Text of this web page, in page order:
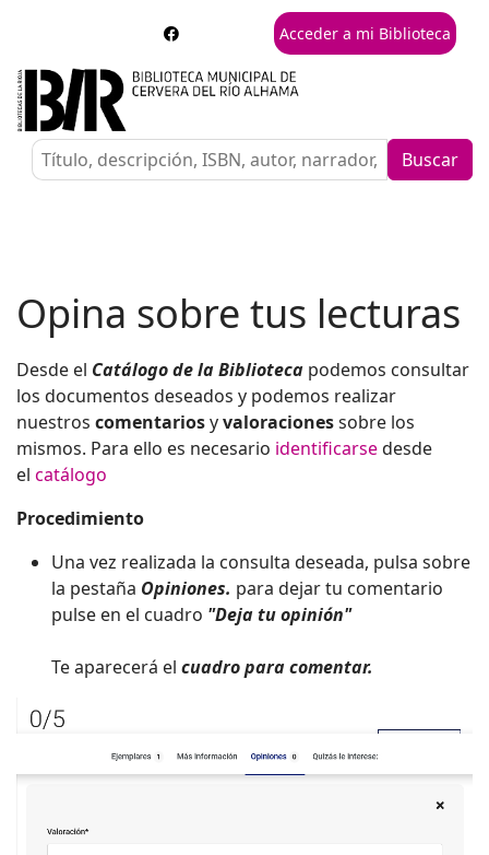
Acceder a mi Biblioteca
Buscar
Opina sobre tus lecturas
Desde el Catálogo de la Biblioteca podemos consultar
los documentos deseados y podemos realizar
nuestros comentariosyvaloracionessobre los
mismos. Para ello es necesario identificarsedesde
el catálogo
Procedimiento
Una vez realizada la consulta deseada, pulsa sobre
la pestaña Opiniones. para dejar tu comentario
pulse en el cuadro "Deja tu opinión"
Te aparecerá el cuadro para comentar.